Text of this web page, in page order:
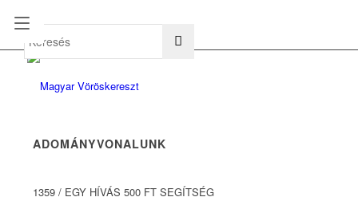
ADOMÁNYVONALUNK
1359 / EGY HÍVÁS 500 FT SEGÍTSÉG